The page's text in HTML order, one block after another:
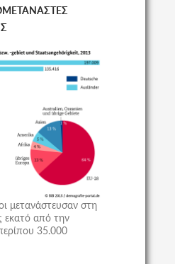
μετανάστευσαν στη
εκατό από την
35.000